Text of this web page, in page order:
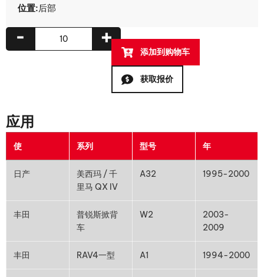
位置:后部
+
-
添加到购物车
获取报价
应用
使 系列 型号 年
日产
美西玛 / 千
里马 QX IV
A32 1995-2000
丰田
普锐斯掀背
车
W2
2003-
2009
丰田 RAV4一型 A1 1994-2000